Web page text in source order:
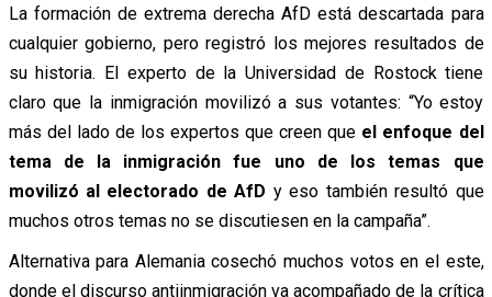
La formación de extrema derecha AfD está descartada para
cualquier gobierno, pero registró los mejores resultados de
su historia. El experto de la Universidad de Rostock tiene
claro que la inmigración movilizó a sus votantes: “Yo estoy
más del lado de los expertos que creen que el enfoque del
tema de la inmigración fue uno de los temas que
movilizó al electorado de AfD y eso también resultó que
muchos otros temas no se discutiesen en la campaña”.
Alternativa para Alemania cosechó muchos votos en el este,
donde el discurso antiinmigración va acompañado de la crítica